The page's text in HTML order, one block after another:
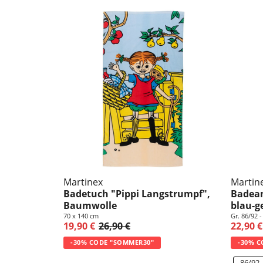
Martinex
Badetuch "Pippi Langstrumpf",
Baumwolle
70 x 140 cm
19,90 € 26,90 €
-30% CODE "SOMMER30"
blau-
Gr. 86/92
22,90 €
-30%